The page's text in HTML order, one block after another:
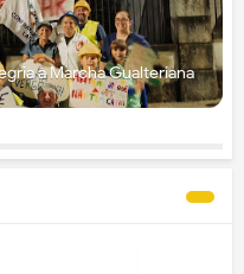
à Marcha Gualteriana